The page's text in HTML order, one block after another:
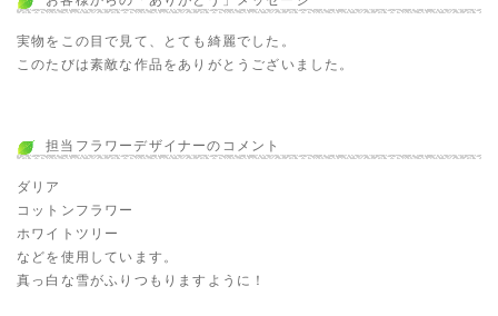
実物をこの目で見て、とても綺麗でした。
このたびは素敵な作品をありがとうございました。
担当フラワーデザイナーのコメント
ダリア
コットンフラワー
ホワイトツリー
などを使用しています。
真っ白な雪がふりつもりますように！